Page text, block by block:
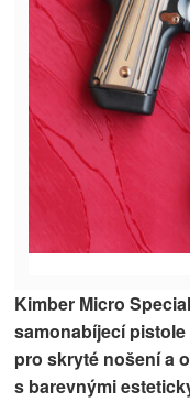
Kimber Micro
samonabíjecí
pro skryté nošení a
s barevnými